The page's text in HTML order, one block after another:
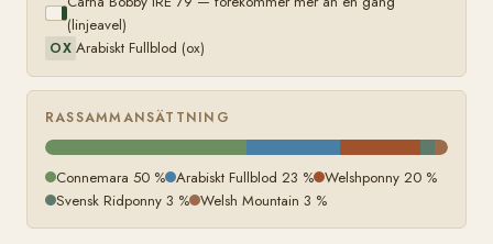
(linjeavel)
OX Arabiskt Fullblod (ox)
RASSAMMANSÄTTNING
Connemara 50 % Arabiskt Fullblod 23 % Welshponny 20 %
Svensk Ridponny 3 % Welsh Mountain 3 %